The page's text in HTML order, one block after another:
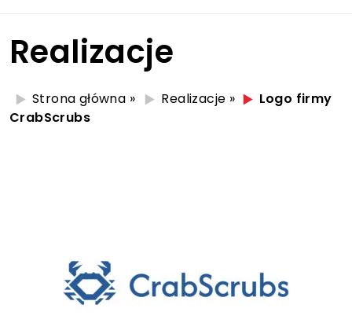
Realizacje
Strona główna » Realizacje »
Logo firmy
CrabScrubs